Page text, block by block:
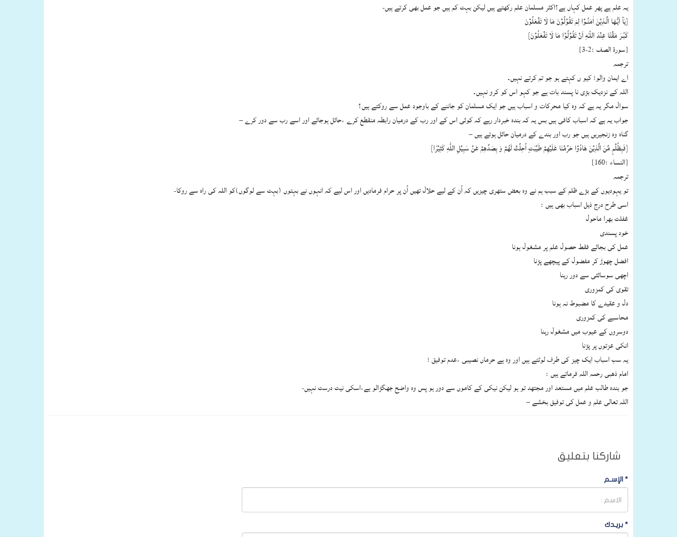
یہ علم ہے پھر عمل کہاں ہے؟اکثر مسلمان علم رکھتے ہیں لیکن بہت کم ہیں جو عمل بھی کرتے ہیں-
{يَآ اَيُّـهَا الَّـذِيْنَ اٰمَنُـوْا لِمَ تَقُوْلُوْنَ مَا لَا تَفْعَلُوْنَ
كَبُـرَ مَقْتًا عِنْدَ اللّـٰهِ اَنْ تَقُوْلُوْا مَا لَا تَفْعَلُوْنَ}
[سورة الصف :2-3]
ترجمہ
اے ایمان والو! کیو ں کہتے ہو جو تم کرتے نہیں۔
اللہ کے نزدیک بڑی نا پسند بات ہے جو کہو اس کو کرو نہیں۔
سوال مگر یہ ہے کہ وہ کیا محرکات و اسباب ہیں جو ایک مسلمان کو جاننے کے باوجود عمل سے روکتے ہیں؟
جواب یہ ہے کہ اسباب کافی ہیں بس یہ کہ بندہ خبردار رہے کہ کوئی اس کے اور رب کے درمیان رابطہ منقطع کرے ،حائل ہوجائے اور اسے رب سے دور کرے –
گناہ وہ زنجیریں ہیں جو رب اور بندے کے درمیان حائل ہوتے ہیں –
{فَبِظُلْمٍ مِّنَ الَّذِیْنَ هَادُوْا حَرَّمْنَا عَلَیْهِمْ طَیِّبٰتٍ اُحِلَّتْ لَهُمْ وَ بِصَدِّهِمْ عَنْ سَبِیْلِ اللّٰهِ كَثِیْرًا}
[النساء :160]
ترجمہ
تو یہودیوں کے بڑے ظلم کے سبب ہم نے وہ بعض ستھری چیزیں کہ اُن کے لیے حلال تھیں اُن پر حرام فرمادیں اور اس لیے کہ انہوں نے بہتوں (بہت سے لوگوں)کو اللہ کی راہ سے روکا-
اسی طرح درج ذیل اسباب بھی ہیں :
غفلت بھرا ماحول
خود پسندی
عمل کی بجائے فقط حصول علم پر مشغول ہونا
افضل چھوڑ کر مفضول کے پیچھے پڑنا
اچھی سوسائٹی سے دور رہنا
تقوی کی کمزوری
دل و عقیدے کا مضبوط نہ ہونا
محاسبے کی کمزوری
دوسروں کے عیوب میں مشغول رہنا
انکی عزتوں پر پڑنا
یہ سب اسباب ایک چیز کی طرف لوٹتے ہیں اور وہ ہے حرماں نصیبی ،عدم توفیق !
امام ذھبی رحمہ اللہ فرماتے ہیں :
جو بندہ طالب علم میں مستعد اور مجتھد تو ہو لیکن نیکی کے کاموں سے دور ہو پس وہ واضح جھگڑالو ہے،اسکی نیت درست نہیں-
اللہ تعالی علم و عمل کی توفیق بخشے –
شاركنا بتعليق
* الإسـم
* بريـدك